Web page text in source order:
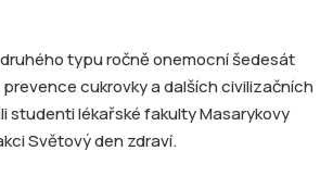
typu ročně onemocní šedesát
cukrovky a dalších civilizačních
studenti lékařské fakulty Masarykovy
Světový den zdraví.